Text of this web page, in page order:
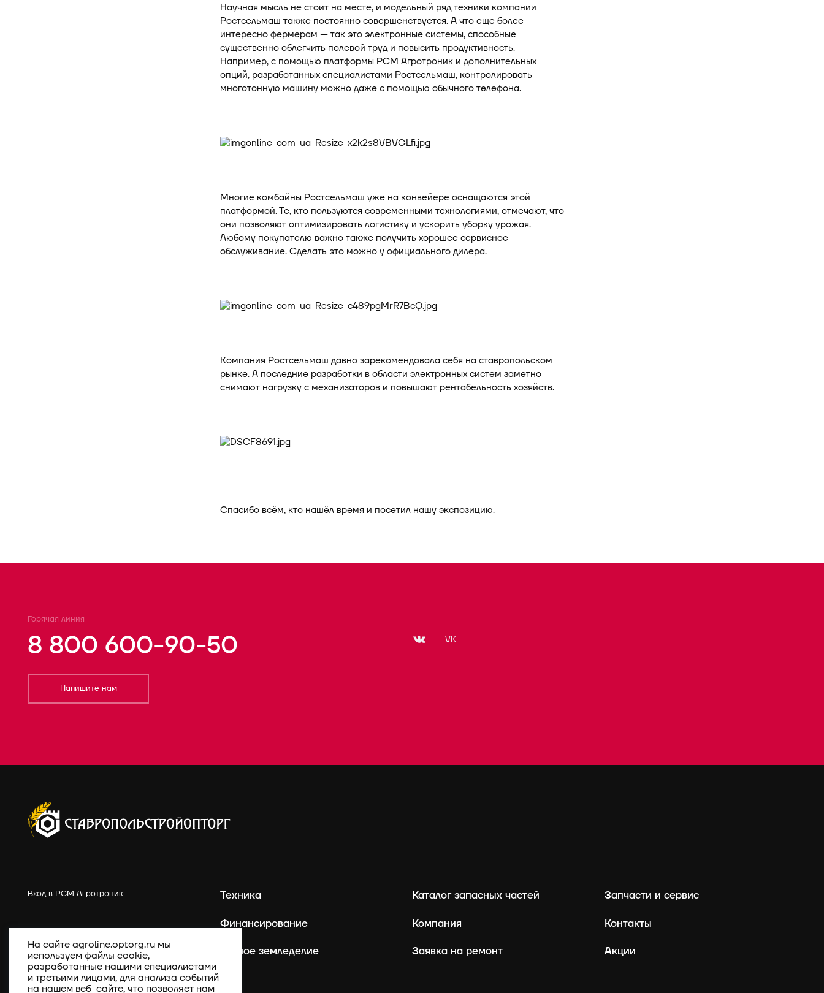
Научная мысль не стоит на месте, и модельный ряд техники компании
Ростсельмаш также постоянно совершенствуется. А что еще более
интересно фермерам — так это электронные системы, способные
существенно облегчить полевой труд и повысить продуктивность.
Например, с помощью платформы РСМ Агротроник и дополнительных
опций, разработанных специалистами Ростсельмаш, контролировать
многотонную машину можно даже с помощью обычного телефона.
Многие комбайны Ростсельмаш уже на конвейере оснащаются этой
платформой. Те, кто пользуются современными технологиями, отмечают, что
они позволяют оптимизировать логистику и ускорить уборку урожая.
Любому покупателю важно также получить хорошее сервисное
обслуживание. Сделать это можно у официального дилера.
Компания Ростсельмаш давно зарекомендовала себя на ставропольском
рынке. А последние разработки в области электронных систем заметно
снимают нагрузку с механизаторов и повышают рентабельность хозяйств.
Спасибо всём, кто нашёл время и посетил нашу экспозицию.
Горячая линия
8 800 600-90-50
Напишите нам
VK
Вход в РСМ Агротроник
Техника
Финансирование
Точное земледелие
Каталог запасных частей
Компания
Заявка на ремонт
Запчасти и сервис
Контакты
Акции
На сайте agroline.optorg.ru мы
используем файлы cookie,
разработанные нашими специалистами
и третьими лицами, для анализа событий
на нашем веб-сайте, что позволяет нам